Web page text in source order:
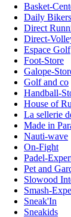
Basket-
Daily Bikers
Direct
Direct-
Espace Golf
Foot-Store
Galope-
Golf and co
Handball-
House of
La sellerie
Made in
Nauti-wave
On-Fight
Padel-
Pet and
Slowood
Smash-
Sneak'In
Sneakids